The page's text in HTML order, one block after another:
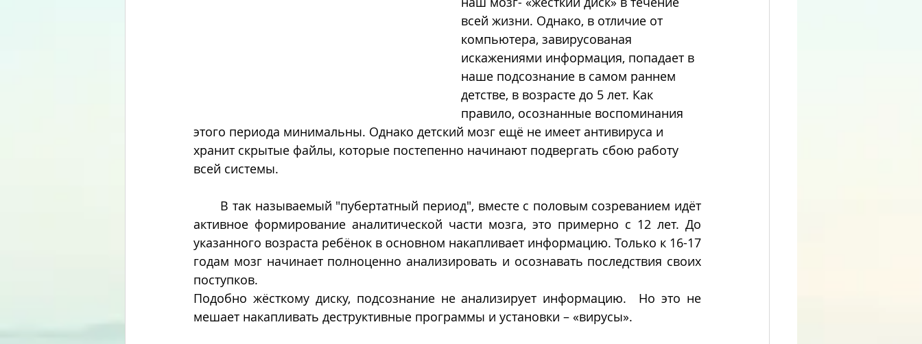
всей жизни. Однако, в отличие от
компьютера, завирусованая
искажениями информация, попадает в
наше подсознание в самом раннем
детстве, в возрасте до 5 лет. Как
правило, осознанные воспоминания
этого периода минимальны. Однако детский мозг ещё не имеет антивируса и
хранит скрытые файлы, которые постепенно начинают подвергать сбою работу
всей системы.
активное формирование аналитической части мозга, это примерно с 12 лет. До
указанного возраста ребёнок в основном накапливает информацию. Только к 16-17
годам мозг начинает полноценно анализировать и осознавать последствия своих
поступков.
Подобно жёсткому диску, подсознание не анализирует информацию.  Но это не
мешает накапливать деструктивные программы и установки – «вирусы».